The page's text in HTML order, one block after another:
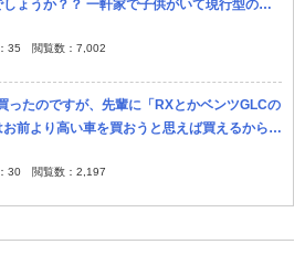
ょうか？？ 一軒家で子供がいて現行型のヴ
台の家庭があります。（独身で2台持ちの方
35 閲覧数： 7,002
ったのですが、先輩に「RXとかベンツGLCの
前より高い車を買おうと思えば買えるから
！」とか言われて頭に来てしまいました。 こ
30 閲覧数： 2,197